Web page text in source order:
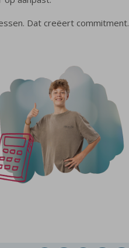
Dat creëert commitment.